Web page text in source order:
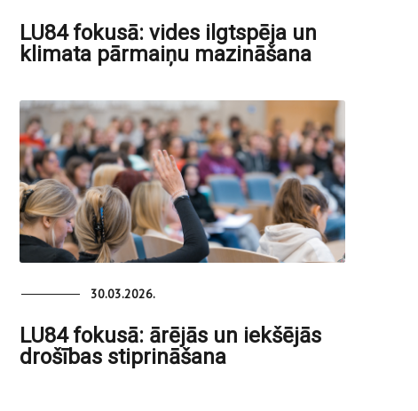
LU84 fokusā: vides ilgtspēja un
klimata pārmaiņu mazināšana
30.03.2026.
LU84 fokusā: ārējās un iekšējās
drošības stiprināšana